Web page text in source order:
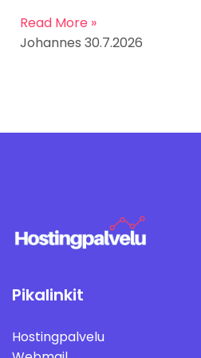
Read More »
Johannes 30.7.2026
Pikalinkit
Hostingpalvelu